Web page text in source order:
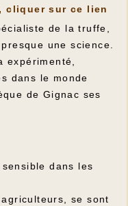
cliquer sur ce lien
de la truffe,
une science.
expérimenté,
dans le monde
de Gignac ses
dans les
se sont